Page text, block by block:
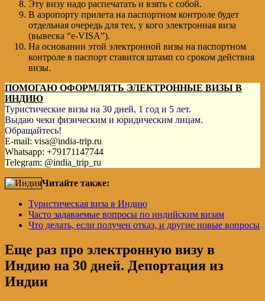
Эту визу надо распечатать и взять с собой.
В аэропорту прилета на паспортном контроле будет
отдельная очередь для тех, у кого электронная виза
(вывеска “е-VISA”).
На основании этой электронной визы на паспортном
контроле в паспорт ставится штамп со сроком действия
визы.
ПОМОГАЮ ОФОРМЛЯТЬ ЭЛЕКТРОННЫЕ ВИЗЫ В
ИНДИЮ
Туристические визы на 30 дней, 1 год и 5 лет.
Выдаю чеки физическим и юридическим лицам.
Обращайтесь!
E-mail: visa@india-trip.ru
Whatsapp: +79171147744
Telegram: @india_trip_ru
Читайте также:
Туристическая виза в Индию
Часто задаваемые вопросы по индийским визам
Что делать, если получен отказ, и другие новые вопросы
Еще раз про электронную визу в
Индию на 30 дней. Депортация из
Индии